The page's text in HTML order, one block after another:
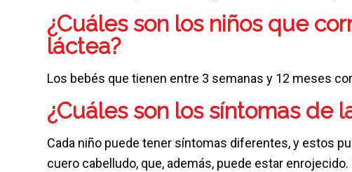
¿Cuáles son los niños que
láctea?
Los bebés que tienen entre 3 semanas y 12 meses
¿Cuáles son los síntomas de
Cada niño puede tener síntomas diferentes, y estos
cuero cabelludo, que, además, puede estar